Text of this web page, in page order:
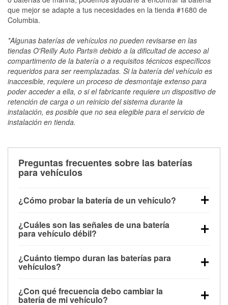
que mejor se adapte a tus necesidades en la tienda #1680 de
Columbia.
*Algunas baterías de vehículos no pueden revisarse en las
tiendas O'Reilly Auto Parts® debido a la dificultad de acceso al
compartimento de la batería o a requisitos técnicos específicos
requeridos para ser reemplazadas. Si la batería del vehículo es
inaccesible, requiere un proceso de desmontaje extenso para
poder acceder a ella, o si el fabricante requiere un dispositivo de
retención de carga o un reinicio del sistema durante la
instalación, es posible que no sea elegible para el servicio de
instalación en tienda.
Preguntas frecuentes sobre las baterías
para vehículos
¿Cómo probar la batería de un vehículo?
maneras. El método más rápido es utilizar un
multímetro: con el vehículo apagado, conecta los
voltaje: una batería en buen estado y totalmente
cargada debería indicar unos 12.6 voltios. Es
importante saber que las baterías descargadas a
veces pueden mostrar una carga completa, y un
¿Cuáles son las señales de una batería
para vehículo débil?
advertencia. Un arranque lento del motor, faros
tenues, chasquidos al girar la llave o luces de
que la batería tiene una potencia de carga débil.
¿Cuánto tiempo duran las baterías para
vehículos?
entre 3 y 5 años. La duración exacta depende de los
¿Con qué frecuencia debo cambiar la
batería de mi vehículo?